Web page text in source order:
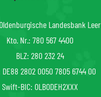
Landesbank Leer
Kto. Nr.: 780 567 4400
BLZ: 280 232 24
DE88 2802 0050 7805 6744 00
Swift-BIC: OLBODEH2XXX